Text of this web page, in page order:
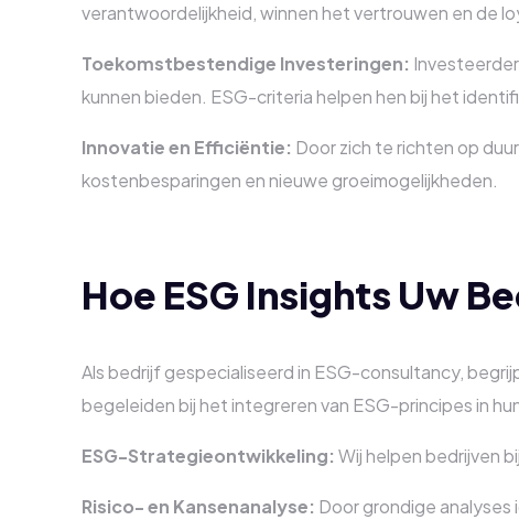
verantwoordelijkheid, winnen het vertrouwen en de
Toekomstbestendige Investeringen:
kunnen bieden. ESG-criteria helpen hen bij het
Innovatie en Efficiëntie: Door zich te richten op
kostenbesparingen en nieuwe groeimogelijkheden.
Hoe ESG Insights Uw
Als bedrijf gespecialiseerd in ESG-consultancy,
begeleiden bij het integreren van ESG-principes in
ESG-Strategieontwikkeling: Wij helpen bedrijven
Risico- en Kansenanalyse: Door grondige analyses